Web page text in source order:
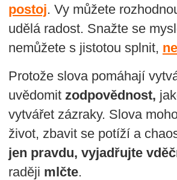
postoj. Vy můžete
udělá radost. Snažte se
nemůžete s jistotou splnit,
Protože slova pomáhají
uvědomit zodpovědnost,
vytvářet zázraky. Slova
život, zbavit se potíží a
jen pravdu, vyjadřujte
raději mlčte.